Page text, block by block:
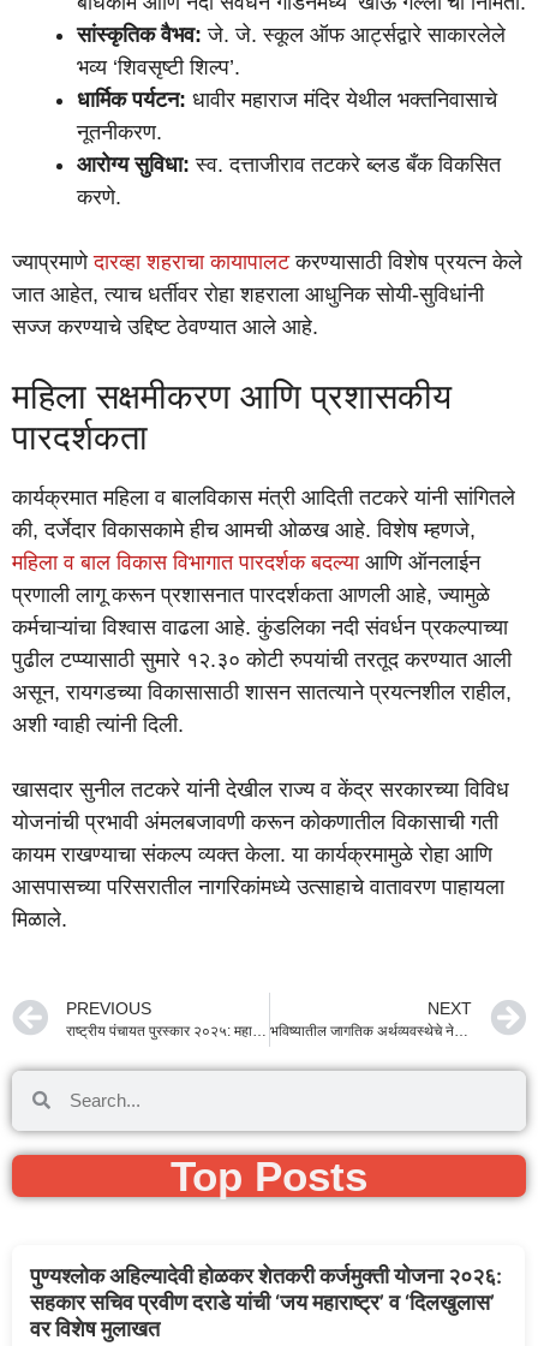
सांस्कृतिक वैभव: जे. जे. स्कूल ऑफ आर्ट्सद्वारे साकारलेले
भव्य ‘शिवसृष्टी शिल्प’.
धार्मिक पर्यटन: धावीर महाराज मंदिर येथील भक्तनिवासाचे
नूतनीकरण.
आरोग्य सुविधा: स्व. दत्ताजीराव तटकरे ब्लड बँक विकसित
करणे.
ज्याप्रमाणेदारव्हा शहराचा कायापालटकरण्यासाठी विशेष प्रयत्न केले
जात आहेत, त्याच धर्तीवर रोहा शहराला आधुनिक सोयी-सुविधांनी
सज्ज करण्याचे उद्दिष्ट ठेवण्यात आले आहे.
महिला सक्षमीकरण आणि प्रशासकीय
पारदर्शकता
कार्यक्रमात महिला व बालविकास मंत्री आदिती तटकरे यांनी सांगितले
की, दर्जेदार विकासकामे हीच आमची ओळख आहे. विशेष म्हणजे,
महिला व बाल विकास विभागात पारदर्शक बदल्याआणि ऑनलाईन
प्रणाली लागू करून प्रशासनात पारदर्शकता आणली आहे, ज्यामुळे
कर्मचाऱ्यांचा विश्वास वाढला आहे. कुंडलिका नदी संवर्धन प्रकल्पाच्या
पुढील टप्प्यासाठी सुमारे १२.३० कोटी रुपयांची तरतूद करण्यात आली
असून, रायगडच्या विकासासाठी शासन सातत्याने प्रयत्नशील राहील,
अशी ग्वाही त्यांनी दिली.
खासदार सुनील तटकरे यांनी देखील राज्य व केंद्र सरकारच्या विविध
योजनांची प्रभावी अंमलबजावणी करून कोकणातील विकासाची गती
कायम राखण्याचा संकल्प व्यक्त केला. या कार्यक्रमामुळे रोहा आणि
आसपासच्या परिसरातील नागरिकांमध्ये उत्साहाचे वातावरण पाहायला
मिळाले.
PREVIOUS
राष्ट्रीय पंचायत पुरस्कार २०२५: महाराष्ट्राचा देशात डंका! ‘जलसमृद्ध’ आणि ‘बालस्नेही’ ग्रामपंचायतींमध्ये राज्याने पटकावला प्रथम क्रमांक
NEXT
भविष्यातील जागतिक अर्थव्यवस्थेचे नेतृत्व महाराष्ट्रच करणार; मुख्यमंत्री देवेंद्र फडणवीस यांनी मांडला ‘व्हिजन २०४७’ रोडमॅप
Top Posts
पुण्यश्लोक अहिल्यादेवी होळकर शेतकरी कर्जमुक्ती योजना २०२६:
सहकार सचिव प्रवीण दराडे यांची ‘जय महाराष्ट्र’ व ‘दिलखुलास’
वर विशेष मुलाखत